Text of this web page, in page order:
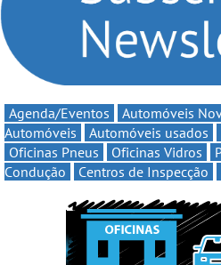
Agenda/Eventos Automóveis
Automóveis
Automóveis usados
Oficinas Pneus
Oficinas Vidros
Condução
Centros de Inspecção